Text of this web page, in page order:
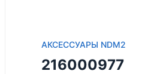
АКСЕССУАРЫ NDM2
216000977